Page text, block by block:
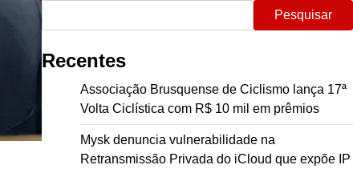
Pesquisar
Recentes
Associação Brusquense de Ciclismo lança 17ª
Volta Ciclística com R$ 10 mil em prêmios
Mysk denuncia vulnerabilidade na
Retransmissão Privada do iCloud que expõe IP